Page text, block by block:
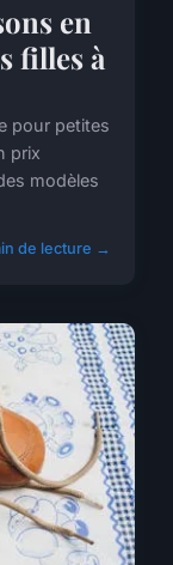
en
filles à
pour petites
prix
modèles
de lecture →